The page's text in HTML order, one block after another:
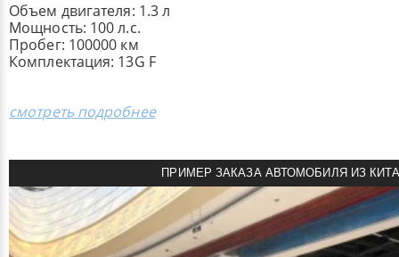
Объем двигателя: 1.3 л
Мощность: 100 л.с.
Пробег: 100000 км
Комплектация: 13G F
смотреть подробнее
ПРИМЕР ЗАКАЗА АВТОМОБИЛЯ ИЗ